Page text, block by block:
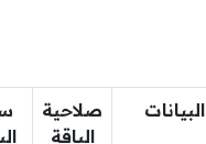
البيانات
صلاحية
الباقة